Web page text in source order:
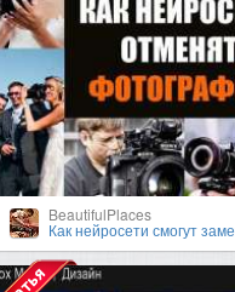
BeautifulPlaces
Как нейросети смогут